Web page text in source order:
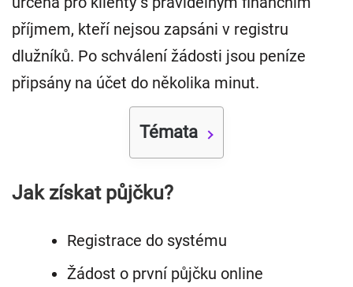
příjmem, kteří nejsou zapsáni v registru
dlužníků. Po schválení žádosti jsou peníze
připsány na účet do několika minut.
Témata
Jak získat půjčku?
Registrace do systému
Žádost o první půjčku online